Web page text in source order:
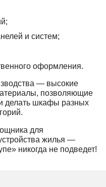
и систем;
оформления.
— высокие
позволяющие
делать шкафы разных
для
жилья —
никогда не подведет!